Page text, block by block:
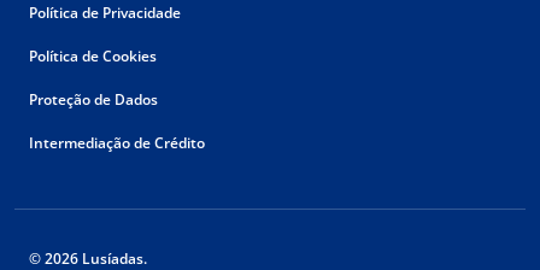
Política de Privacidade
Política de Cookies
Proteção de Dados
Intermediação de Crédito
© 2026 Lusíadas.